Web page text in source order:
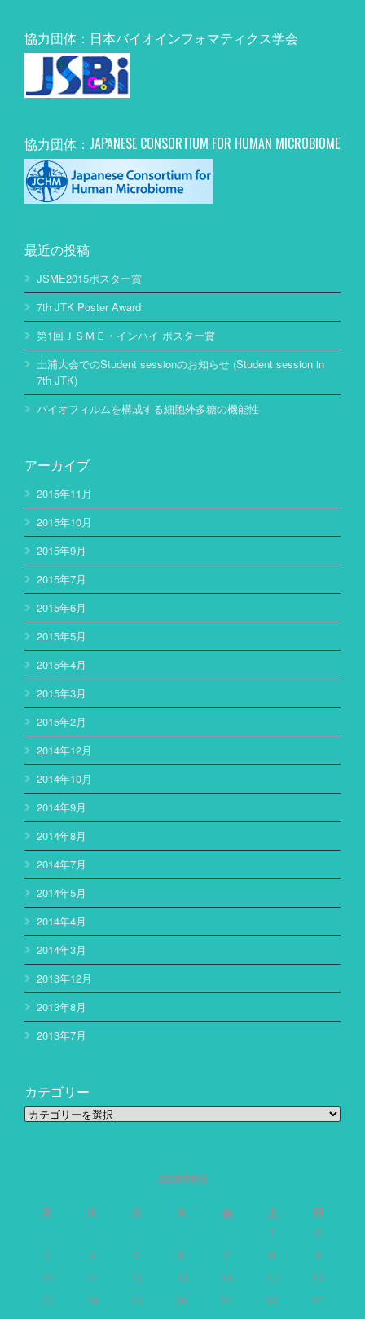
協力団体：日本バイオインフォマティクス学会
協力団体：JAPANESE CONSORTIUM FOR HUMAN MICROBIOME
最近の投稿
JSME2015ポスター賞
7th JTK Poster Award
第1回ＪＳＭＥ・インハイ ポスター賞
土浦大会でのStudent sessionのお知らせ (Student session in
7th JTK)
バイオフィルムを構成する細胞外多糖の機能性
アーカイブ
2015年11月
2015年10月
2015年9月
2015年7月
2015年6月
2015年5月
2015年4月
2015年3月
2015年2月
2014年12月
2014年10月
2014年9月
2014年8月
2014年7月
2014年5月
2014年4月
2014年3月
2013年12月
2013年8月
2013年7月
カテゴリー
カ
2026年8月
月 火 水 木 金 土
日
1
2
3
4 5 6 7 8
9
10
11 12 13 14 15
16
17
18 19 20 21 22
23